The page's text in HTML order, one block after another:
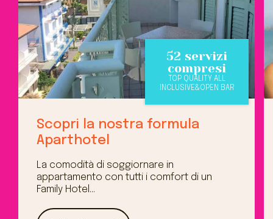
Scopri la nostra formula
Aparthotel
La comodità di soggiornare in
appartamento con tutti i comfort di un
Family Hotel...
52 servizi
compresi
TOP QUALITY ALL
INCLUSIVE&OPEN BAR